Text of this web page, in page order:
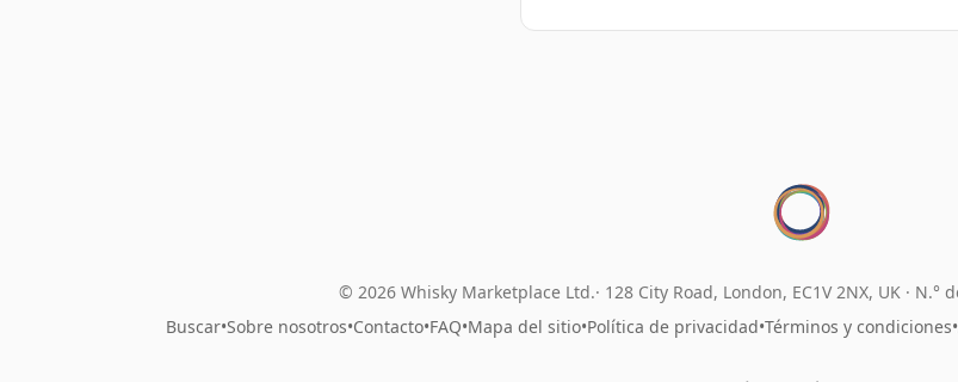
© 2026 Whisky Marketplace Ltd. 128 City Road, London, EC1V 2NX, UK · N.°
Buscar•Sobre nosotros•Contacto•FAQ•Mapa del sitio•Política de privacidad•Términos y condiciones•